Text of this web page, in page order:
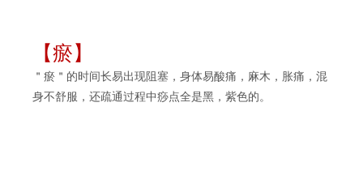
【瘀】
＂瘀＂的时间长易出现阻塞，身体易酸痛，麻木，胀痛，混
身不舒服，还疏通过程中痧点全是黑，紫色的。